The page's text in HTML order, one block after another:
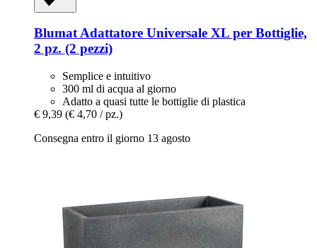
BlumatAdattatore Universale XL per Bottiglie,
2 pz. (2 pezzi)
Semplice e intuitivo
300 ml di acqua al giorno
Adatto a quasi tutte le bottiglie di plastica
€ 9,39 (€ 4,70 / pz.)
Consegna entro il giorno 13 agosto